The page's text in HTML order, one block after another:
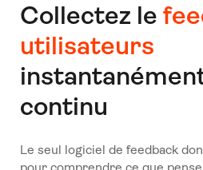
Collectez le
utilisateurs
continu
Le seul logiciel de feedback